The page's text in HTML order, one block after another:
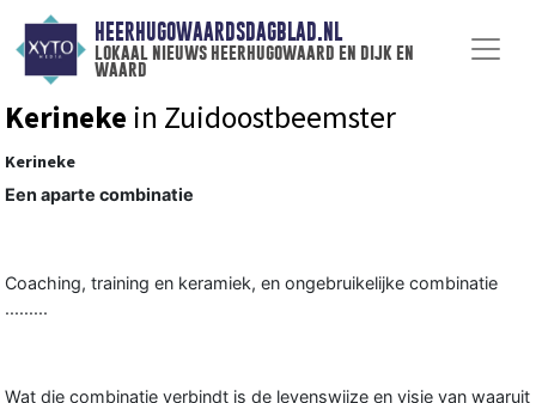
HEERHUGOWAARDSDAGBLAD.NL
lokaal nieuws heerhugowaard en dijk en
waard
Kerineke in Zuidoostbeemster
Kerineke
Een aparte combinatie
Coaching, training en keramiek, en ongebruikelijke combinatie
.........
Wat die combinatie verbindt is de levenswijze en visie van waaruit